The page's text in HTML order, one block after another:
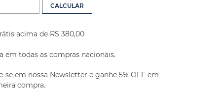
acima de R$ 380,00
em todas as compras nacionais.
se em nossa Newsletter e ganhe 5% OFF em
compra.